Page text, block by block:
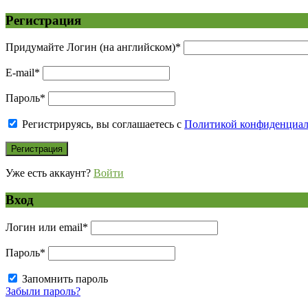
Регистрация
Придумайте Логин (на английском)*
E-mail*
Пароль*
Регистрируясь, вы соглашаетесь с Политикой
Уже есть аккаунт? Войти
Вход
Логин или email*
Пароль*
Запомнить пароль
Забыли пароль?